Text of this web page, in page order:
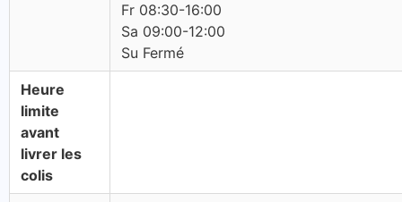
Fr 08:30-16:00
Sa 09:00-12:00
Su Fermé
Heure
limite
avant
livrer les
colis